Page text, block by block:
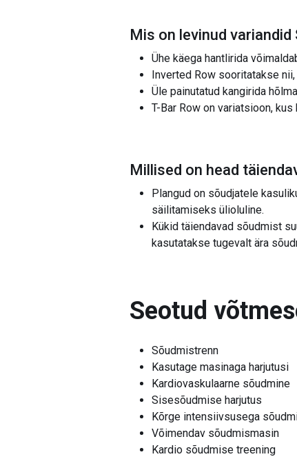
Mis on levinud variandid
Ühe käega hantlirida
Inverted Row sooritatakse
Üle painutatud kangirida
T-Bar Row on variatsioon,
Millised on head
Plangud on sõudjatele
säilitamiseks ülioluline.
Kükid täiendavad sõudmist
kasutatakse tugevalt ära
Seotud
Sõudmistrenn
Kasutage masinaga harjutusi
Kardiovaskulaarne sõudmine
Sisesõudmise harjutus
Kõrge intensiivsusega
Võimendav sõudmismasin
Kardio sõudmise treening